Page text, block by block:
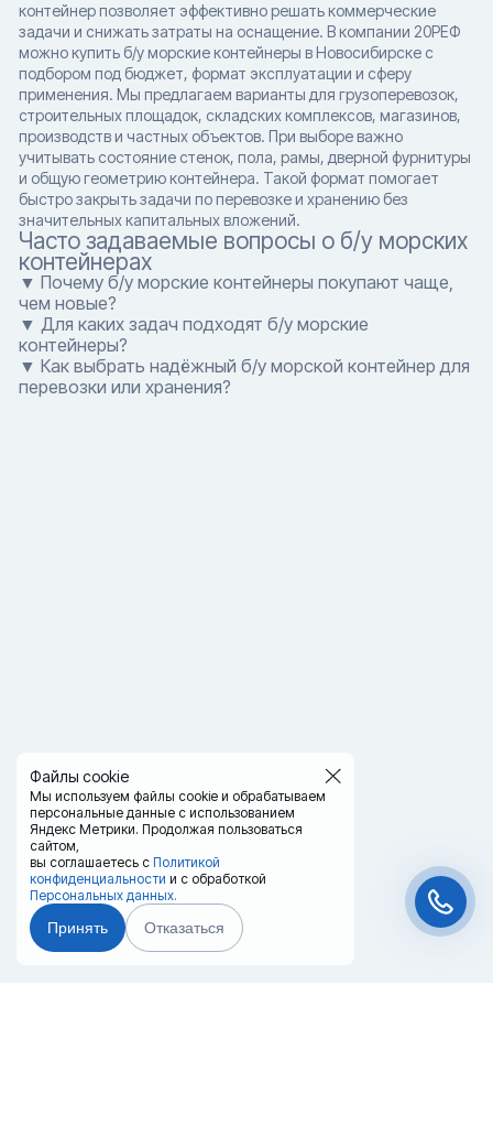
Файлы cookie
Мы используем файлы cookie и обрабатываем
персональные данные с использованием
Яндекс Метрики. Продолжая пользоваться
сайтом,
вы соглашаетесь с Политикой
конфиденциальности и с обработкой
Персональных данных.
Принять Отказаться
контейнер позволяет эффективно решать коммерческие
задачи и снижать затраты на оснащение. В компании 20РЕФ
можно купить б/у морские контейнеры в Новосибирске с
подбором под бюджет, формат эксплуатации и сферу
применения. Мы предлагаем варианты для грузоперевозок,
строительных площадок, складских комплексов, магазинов,
производств и частных объектов. При выборе важно
учитывать состояние стенок, пола, рамы, дверной фурнитуры
и общую геометрию контейнера. Такой формат помогает
быстро закрыть задачи по перевозке и хранению без
значительных капитальных вложений.
Часто задаваемые вопросы о б/у морских
контейнерах
▼ Почему б/у морские контейнеры покупают чаще,
чем новые?
▼ Для каких задач подходят б/у морские
контейнеры?
▼ Как выбрать надёжный б/у морской контейнер для
перевозки или хранения?